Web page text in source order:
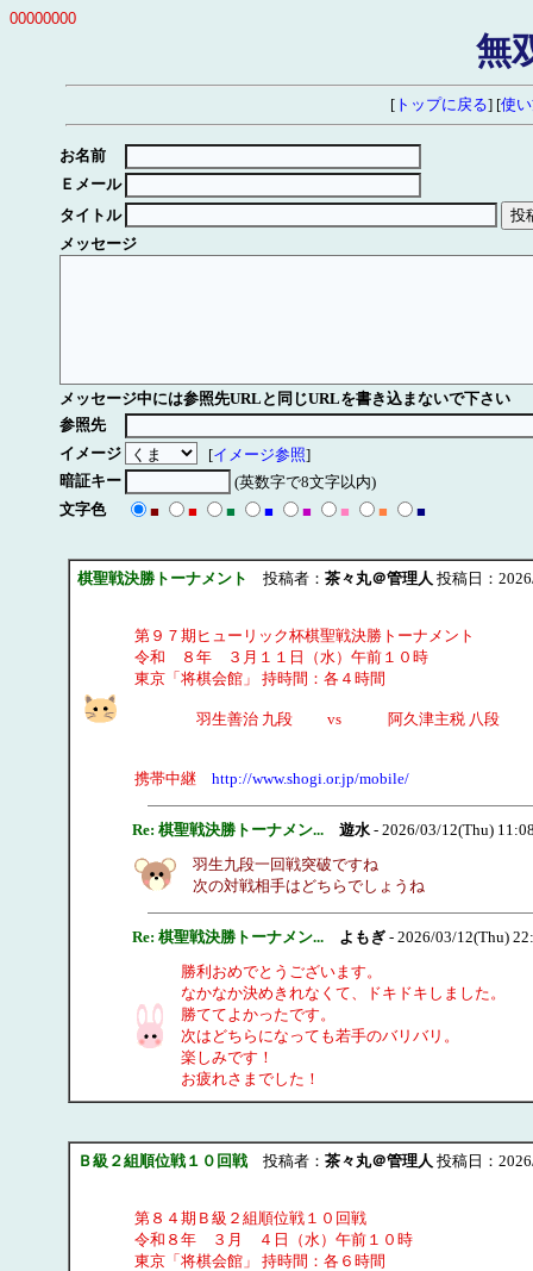
00000000
無
[トップに戻る] [使
お名前
Ｅメール
タイトル
メッセージ
メッセージ中には参照先URLと同じURLを書き込まないで下さい
参照先
イメージ
[イメージ参照]
暗証キー
(英数字で8文字以内)
文字色
■ ■ ■ ■ ■ ■ ■ ■
棋聖戦決勝トーナメント 投稿者： 茶々丸＠管理人 投稿日：
第９７期ヒューリック杯棋聖戦決勝トーナメント
令和 ８年 ３月１１日（水）午前１０時
東京「将棋会館」 持時間：各４時間
羽生善治 九段 vs 阿久津主税 八段
携帯中継 http://www.shogi.or.jp/mobile/
Re: 棋聖戦決勝トーナメン... 遊水- 2026/03/12(Thu)
羽生九段一回戦突破ですね
次の対戦相手はどちらでしょうね
Re: 棋聖戦決勝トーナメン... よもぎ- 2026/03/12(Thu)
勝利おめでとうございます。
なかなか決めきれなくて、ドキドキしました。
勝ててよかったです。
次はどちらになっても若手のバリバリ。
楽しみです！
お疲れさまでした！
Ｂ級２組順位戦１０回戦投稿者： 茶々丸＠管理人 投稿日：
第８４期Ｂ級２組順位戦１０回戦
令和８年 ３月 ４日（水）午前１０時
東京「将棋会館」 持時間：各６時間